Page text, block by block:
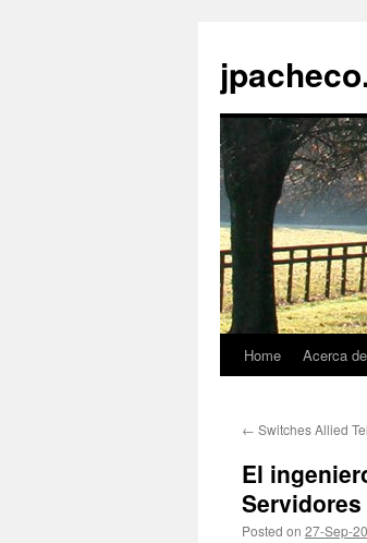
Skip
content
Home Acerca
← Switches Allied
El
Servidores
Posted on 27-Sep-